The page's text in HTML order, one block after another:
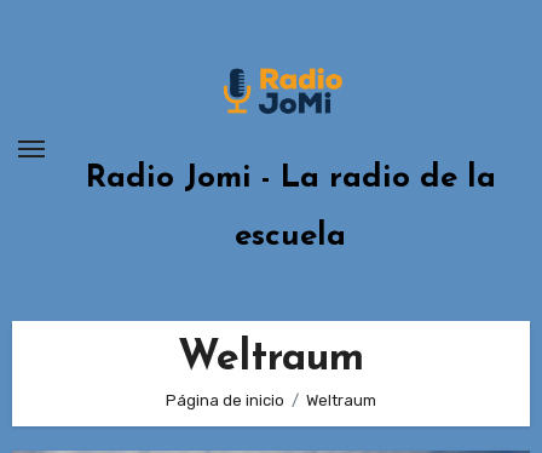
Radio Jomi - La radio de la
escuela
Weltraum
Página de inicio Weltraum